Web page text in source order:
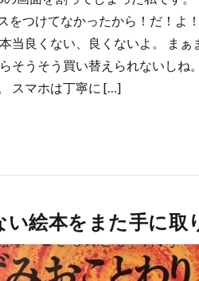
をつけてなかったから！だ！よ
当良くない、良くないよ。 ま
そうそう買い替えられないしね
スマホは丁寧に […]
い絵本をまた手に取